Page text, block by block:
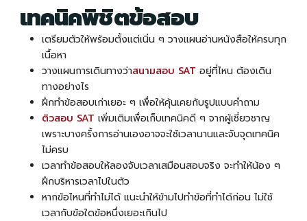
เทคนิคพิชิตข้อสอบ
เตรียมตัวให้พร้อมตั้งแต่เนิ่น ๆ วางแผนอ่านหนังสือให้ครบทุก
เนื้อหา
วางแผนการเดินทางว่าสนามสอบ SAT อยู่ที่ไหน ต้องเดิน
ทางอย่างไร
ฝึกทำข้อสอบเก่าเยอะ ๆ เพื่อให้คุ้นเคยกับรูปแบบคำถาม
ติวสอบ SAT เพิ่มเติมเพื่อเก็บเทคนิคดี ๆ จากผู้เชี่ยวชาญ
เพราะบางครั้งการอ่านเองอาจจะใช้เวลานานและจับจุดเทคนิค
ไม่ครบ
เวลาทำข้อสอบให้ลองจับเวลาเสมือนสอบจริง จะทำให้น้อง ๆ
ฝึกบริหารเวลาไปในตัว
หากข้อไหนที่ทำไม่ได้ แนะนำให้ข้ามไปทำข้อที่ทำได้ก่อน ไม่ใช้
เวลากับข้อใดข้อหนึ่งเยอะเกินไป